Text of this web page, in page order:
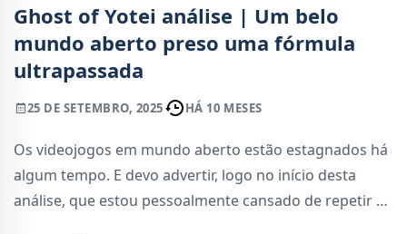
Ghost of Yotei análise | Um belo
mundo aberto preso uma fórmula
ultrapassada
25 DE SETEMBRO, 2025 HÁ 10 MESES
Os videojogos em mundo aberto estão estagnados há
algum tempo. E devo advertir, logo no início desta
análise, que estou pessoalmente cansado de repetir a